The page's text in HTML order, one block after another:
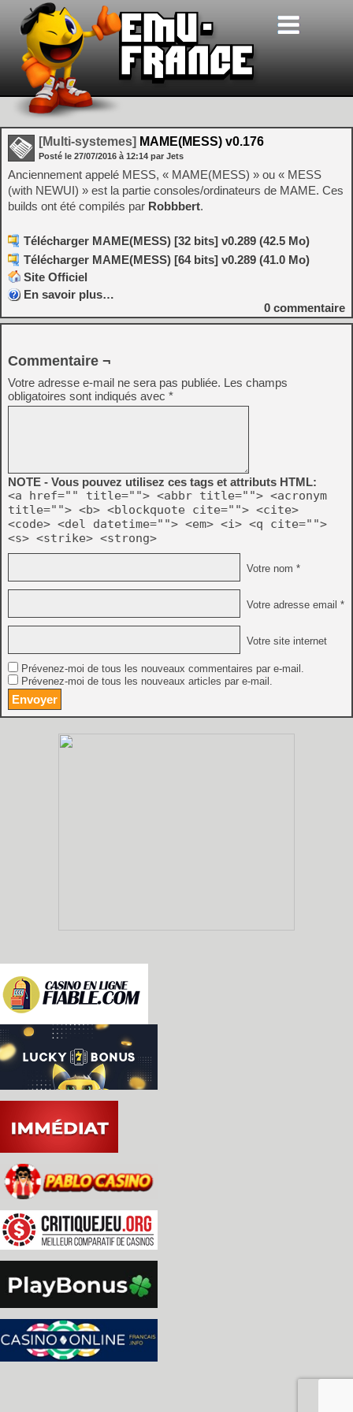
[Multi-systemes] MAME(MESS) v0.176
Posté le 27/07/2016 à 12:14 par Jets
Anciennement appelé MESS, « MAME(MESS) » ou « MESS
(with NEWUI) » est la partie consoles/ordinateurs de MAME. Ces
builds ont été compilés par Robbbert.
Télécharger MAME(MESS) [32 bits] v0.289 (42.5 Mo)
Télécharger MAME(MESS) [64 bits] v0.289 (41.0 Mo)
Site Officiel
En savoir plus…
0 commentaire
Commentaire ¬
Votre adresse e-mail ne sera pas publiée. Les champs
obligatoires sont indiqués avec *
NOTE - Vous pouvez utilisez ces tags et attributs HTML:
<a href="" title=""> <abbr title=""> <acronym
title=""> <b> <blockquote cite=""> <cite>
<code> <del datetime=""> <em> <i> <q cite="">
<s> <strike> <strong>
Votre nom *
Votre adresse email *
Votre site internet
Prévenez-moi de tous les nouveaux commentaires par e-mail.
Prévenez-moi de tous les nouveaux articles par e-mail.